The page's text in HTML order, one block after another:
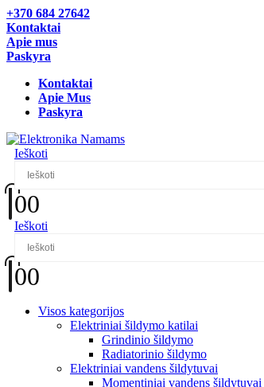
+370 684 27642
Kontaktai
Apie mus
Paskyra
Kontaktai
Apie Mus
Paskyra
Ieškoti
00
Ieškoti
00
Visos kategorijos
Elektriniai šildymo katilai
Grindinio šildymo
Radiatorinio šildymo
Elektriniai vandens šildytuvai
Momentiniai vandens šildytuvai